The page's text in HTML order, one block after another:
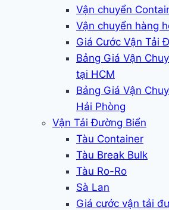
Vận chuyển
Vận chuyển hàng
Giá Cước Vận Tải
Bảng Giá Vận
tại HCM
Bảng Giá Vận
Hải Phòng
Vận Tải Đường Biển
Tàu Container
Tàu Break Bulk
Tàu Ro-Ro
Sà Lan
Giá cước vận tải